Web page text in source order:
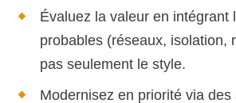
Évaluez la valeur en intégrant
probables (réseaux, isolation,
pas seulement le style.
Modernisez en priorité via des